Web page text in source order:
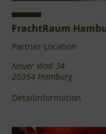
FrachtRaum
Partner Location
Neuer Wall 34
20354 Hamburg
Detailinformation